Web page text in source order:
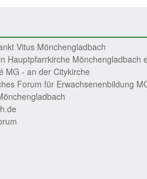
Vitus Mönchengladbach
Hauptpfarrkirche Mönchengladbach
MG - an der Citykirche
Forum für Erwachsenenbildung